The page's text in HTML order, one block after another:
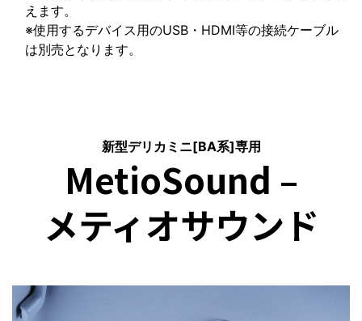
えます。
※使用するデバイス用のUSB・HDMI等の接続ケーブル
は別売となります。
新型デリカミニ[BA系]専用
MetioSound –
メティオサウンド